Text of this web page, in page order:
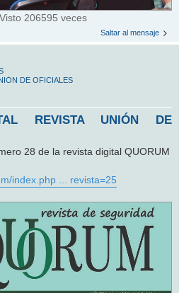
206595 veces
Saltar al mensaje
DE OFICIALES
REVISTA UNIÓN DE
28 de la revista digital QUORUM
index.php ... revista=25